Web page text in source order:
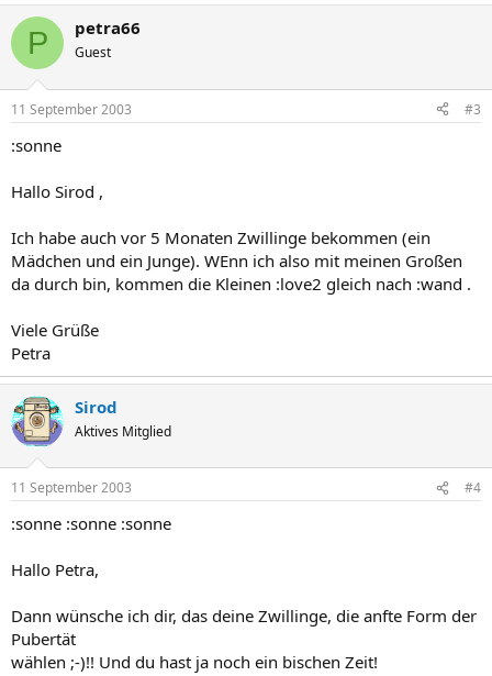
P petra66
Guest
11 September 2003 #3
:sonne
Hallo Sirod ,
Ich habe auch vor 5 Monaten Zwillinge bekommen (ein
Mädchen und ein Junge). WEnn ich also mit meinen Großen
da durch bin, kommen die Kleinen :love2 gleich nach :wand .
Viele Grüße
Petra
Sirod
Aktives Mitglied
11 September 2003 #4
:sonne :sonne :sonne
Hallo Petra,
Dann wünsche ich dir, das deine Zwillinge, die anfte Form der
Pubertät
wählen ;-)!! Und du hast ja noch ein bischen Zeit!